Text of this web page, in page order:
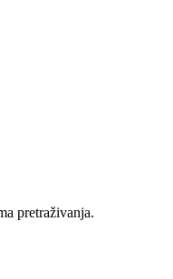
pretraživanja.